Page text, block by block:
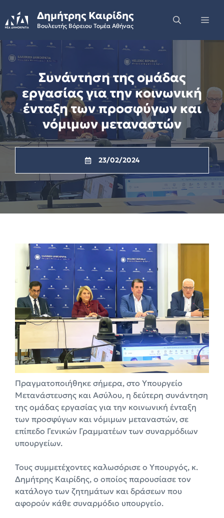
to
content
Δημήτρης Καιρίδης
Βουλευτής Βόρειου Τομέα Αθήνας
Συνάντηση της ομάδας
εργασίας για την κοινωνική
ένταξη των προσφύγων και
νόμιμων μεταναστών
23/02/2024
Πραγματοποιήθηκε σήμερα, στο Υπουργείο
Μετανάστευσης και Ασύλου, η δεύτερη συνάντηση
της ομάδας εργασίας για την κοινωνική ένταξη
των προσφύγων και νόμιμων μεταναστών, σε
επίπεδο Γενικών Γραμματέων των συναρμόδιων
υπουργείων.
Τους συμμετέχοντες καλωσόρισε ο Υπουργός, κ.
Δημήτρης Καιρίδης, ο οποίος παρουσίασε τον
κατάλογο των ζητημάτων και δράσεων που
αφορούν κάθε συναρμόδιο υπουργείο.